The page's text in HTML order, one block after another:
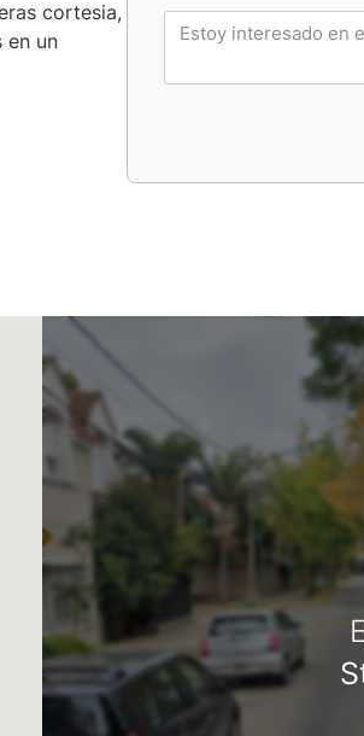
cortesia,
en un